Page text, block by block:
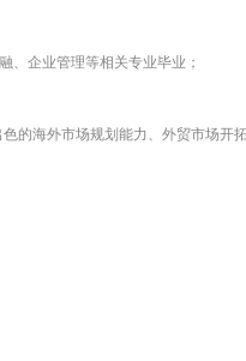
、企业管理等相关专业毕业；
的海外市场规划能力、外贸市场开